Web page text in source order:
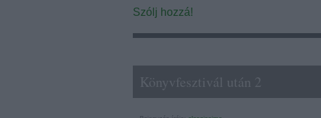
Szólj hozzá!
Könyvfesztivál után 2